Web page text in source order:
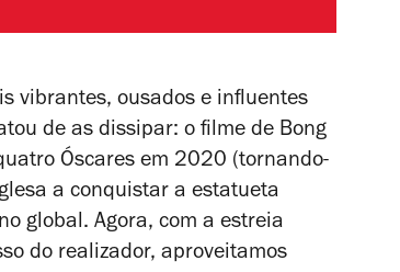
vibrantes, ousados e influentes
de as dissipar: o filme de Bong
Óscares em 2020 (tornando-
a conquistar a estatueta
global. Agora, com a estreia
do realizador, aproveitamos